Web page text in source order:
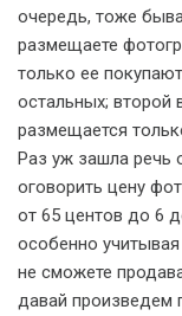
очередь, тоже
размещаете
только ее
остальных; второй
размещается
Раз уж зашла речь
оговорить цену
от 65 центов до 6
особенно
не сможете
давай произведем